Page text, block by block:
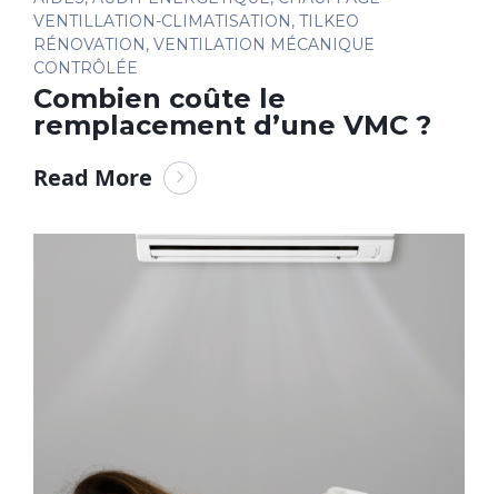
VENTILLATION-CLIMATISATION , TILKEO
RÉNOVATION , VENTILATION MÉCANIQUE
CONTRÔLÉE
Combien coûte le
remplacement d’une VMC ?
Read More